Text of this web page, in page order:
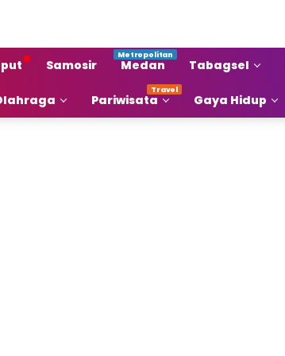
Samosir Medan Tabagsel
Pariwisata Gaya Hidup